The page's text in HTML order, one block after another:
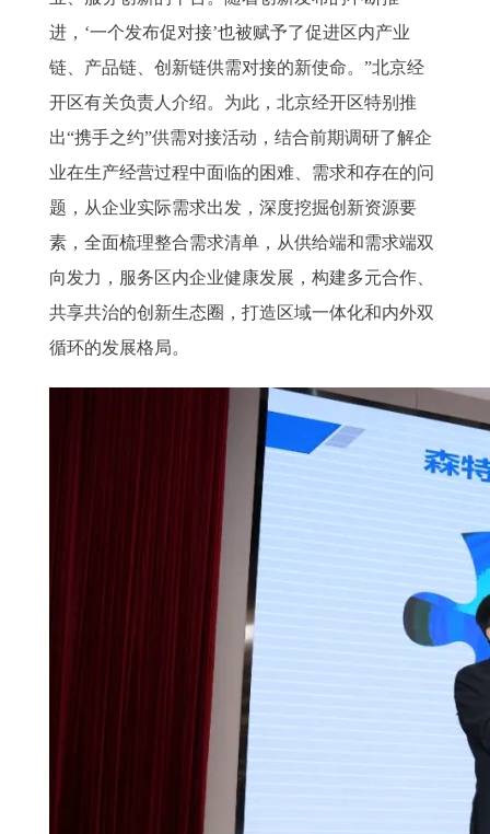
进，‘一个发布促对接’也被赋予了促进区内产业
链、产品链、创新链供需对接的新使命。”北京经
开区有关负责人介绍。为此，北京经开区特别推
出“携手之约”供需对接活动，结合前期调研了解企
业在生产经营过程中面临的困难、需求和存在的问
题，从企业实际需求出发，深度挖掘创新资源要
素，全面梳理整合需求清单，从供给端和需求端双
向发力，服务区内企业健康发展，构建多元合作、
共享共治的创新生态圈，打造区域一体化和内外双
循环的发展格局。